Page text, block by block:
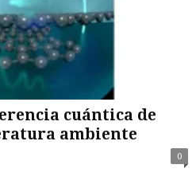
cuántica de
ambiente
0